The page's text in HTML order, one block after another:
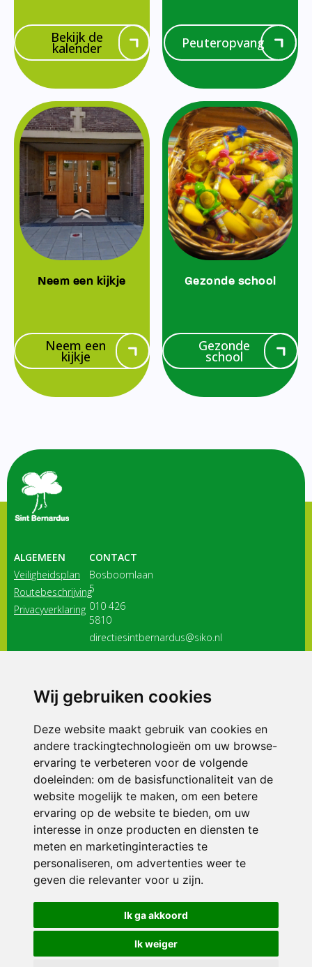
Wij gebruiken cookies
Deze website maakt gebruik van cookies en
andere trackingtechnologieën om uw browse-
ervaring te verbeteren voor de volgende
doeleinden: om de basisfunctionaliteit van de
website mogelijk te maken, om een betere
ervaring op de website te bieden, om uw
interesse in onze producten en diensten te
meten en marketinginteracties te
personaliseren, om advertenties weer te
geven die relevanter voor u zijn.
Ik ga akkoord
Ik weiger
Bekijk de
kalender Peuteropvang
Neem een kijkje
Neem een
kijkje
Gezonde school
Gezonde
school
ALGEMEEN
Veiligheidsplan
Routebeschrijving
Privacyverklaring
CONTACT
Bosboomlaan
5
010 426
5810
directiesintbernardus@siko.nl
3116 JB
ONDERDEEL VAN
© 2026 Sint Bernardus | Alle rechten voorbehouden
Privacy policy|Disclaimer| Klachtenregeling|RSIN en Anbi
voorkeuren
Crealisatie The MindOffice